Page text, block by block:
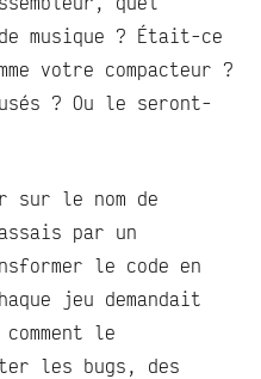
musique ? Était-ce
votre compacteur ?
? Ou le seront-
sur le nom de
par un
le code en
jeu demandait
le
les bugs, des